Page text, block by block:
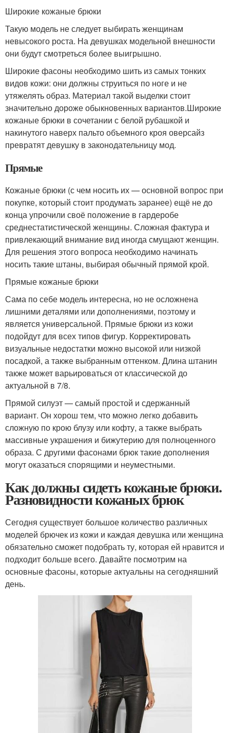
Широкие кожаные брюки
Такую модель не следует выбирать женщинам
невысокого роста. На девушках модельной внешности
они будут смотреться более выигрышно.
Широкие фасоны необходимо шить из самых тонких
видов кожи: они должны струиться по ноге и не
утяжелять образ. Материал такой выделки стоит
значительно дороже обыкновенных вариантов.Широкие
кожаные брюки в сочетании с белой рубашкой и
накинутого наверх пальто объемного кроя оверсайз
превратят девушку в законодательницу мод.
Прямые
Кожаные брюки (с чем носить их — основной вопрос при
покупке, который стоит продумать заранее) ещё не до
конца упрочили своё положение в гардеробе
среднестатистической женщины. Сложная фактура и
привлекающий внимание вид иногда смущают женщин.
Для решения этого вопроса необходимо начинать
носить такие штаны, выбирая обычный прямой крой.
Прямые кожаные брюки
Сама по себе модель интересна, но не осложнена
лишними деталями или дополнениями, поэтому и
является универсальной. Прямые брюки из кожи
подойдут для всех типов фигур. Корректировать
визуальные недостатки можно высокой или низкой
посадкой, а также выбранным оттенком. Длина штанин
также может варьироваться от классической до
актуальной в 7/8.
Прямой силуэт — самый простой и сдержанный
вариант. Он хорош тем, что можно легко добавить
сложную по крою блузу или кофту, а также выбрать
массивные украшения и бижутерию для полноценного
образа. С другими фасонами брюк такие дополнения
могут оказаться спорящими и неуместными.
Как должны сидеть кожаные брюки.
Разновидности кожаных брюк
Сегодня существует большое количество различных
моделей брючек из кожи и каждая девушка или женщина
обязательно сможет подобрать ту, которая ей нравится и
подходит больше всего. Давайте посмотрим на
основные фасоны, которые актуальны на сегодняшний
день.